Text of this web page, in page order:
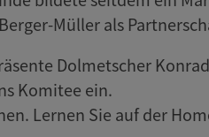
Müller als
Dolmetscher
Komitee ein.
Lernen Sie auf der